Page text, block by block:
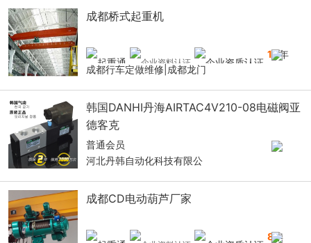
成都桥式起重机
10年
成都行车定做维修|成都龙门
韩国DANHI丹海AIRTAC4V210-08电磁阀亚
德客克
普通会员
河北丹韩自动化科技有限公
成都CD电动葫芦厂家
8年